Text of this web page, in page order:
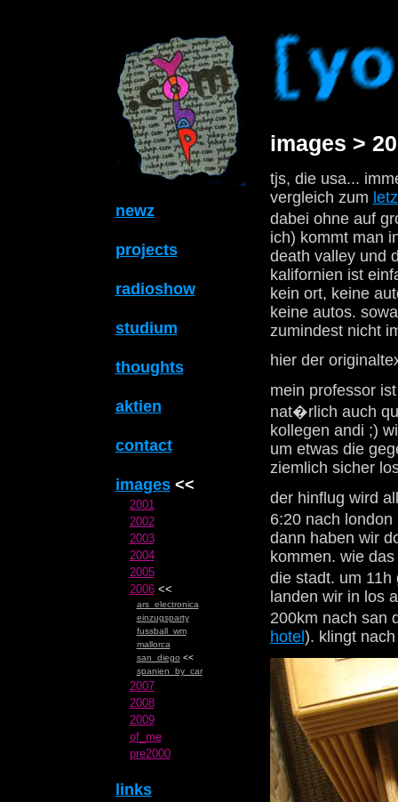
newz
projects
radioshow
studium
thoughts
aktien
contact
images<<
2001
2002
2003
2004
2005
2006<<
ars_electronica
einzugsparty
fussball_wm
mallorca
san_diego <<
spanien_by_car
2007
2008
2009
of_me
pre2000
links
images >
tjs, die usa...
vergleich zum
dabei ohne auf
ich) kommt man
death valley und
kalifornien ist
kein ort, keine
keine autos.
zumindest nicht
hier der
mein professor
nat�rlich auch
kollegen andi ;)
um etwas die
ziemlich sicher
der hinflug wird
6:20 nach
dann haben wir
kommen. wie
die stadt. um
landen wir in los
200km nach san
hotel). klingt